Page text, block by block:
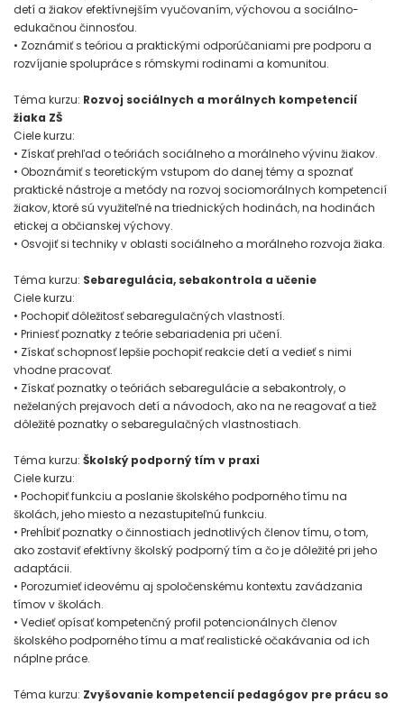
detí a žiakov efektívnejším vyučovaním, výchovou a sociálno-
edukačnou činnosťou.
• Zoznámiť s teóriou a praktickými odporúčaniami pre podporu a
rozvíjanie spolupráce s rómskymi rodinami a komunitou.
Téma kurzu: Rozvoj sociálnych a morálnych kompetencií
žiaka ZŠ
Ciele kurzu:
• Získať prehľad o teóriách sociálneho a morálneho vývinu žiakov.
• Oboznámiť s teoretickým vstupom do danej témy a spoznať
praktické nástroje a metódy na rozvoj sociomorálnych kompetencií
žiakov, ktoré sú využiteľné na triednických hodinách, na hodinách
etickej a občianskej výchovy.
• Osvojiť si techniky v oblasti sociálneho a morálneho rozvoja žiaka.
Téma kurzu: Sebaregulácia, sebakontrola a učenie
Ciele kurzu:
• Pochopiť dôležitosť sebaregulačných vlastností.
• Priniesť poznatky z teórie sebariadenia pri učení.
• Získať schopnosť lepšie pochopiť reakcie detí a vedieť s nimi
vhodne pracovať.
• Získať poznatky o teóriách sebaregulácie a sebakontroly, o
neželaných prejavoch detí a návodoch, ako na ne reagovať a tiež
dôležité poznatky o sebaregulačných vlastnostiach.
Téma kurzu: Školský podporný tím v praxi
Ciele kurzu:
• Pochopiť funkciu a poslanie školského podporného tímu na
školách, jeho miesto a nezastupiteľnú funkciu.
• Prehĺbiť poznatky o činnostiach jednotlivých členov tímu, o tom,
ako zostaviť efektívny školský podporný tím a čo je dôležité pri jeho
adaptácii.
• Porozumieť ideovému aj spoločenskému kontextu zavádzania
tímov v školách.
• Vedieť opísať kompetenčný profil potencionálnych členov
školského podporného tímu a mať realistické očakávania od ich
náplne práce.
Téma kurzu: Zvyšovanie kompetencií pedagógov pre prácu so